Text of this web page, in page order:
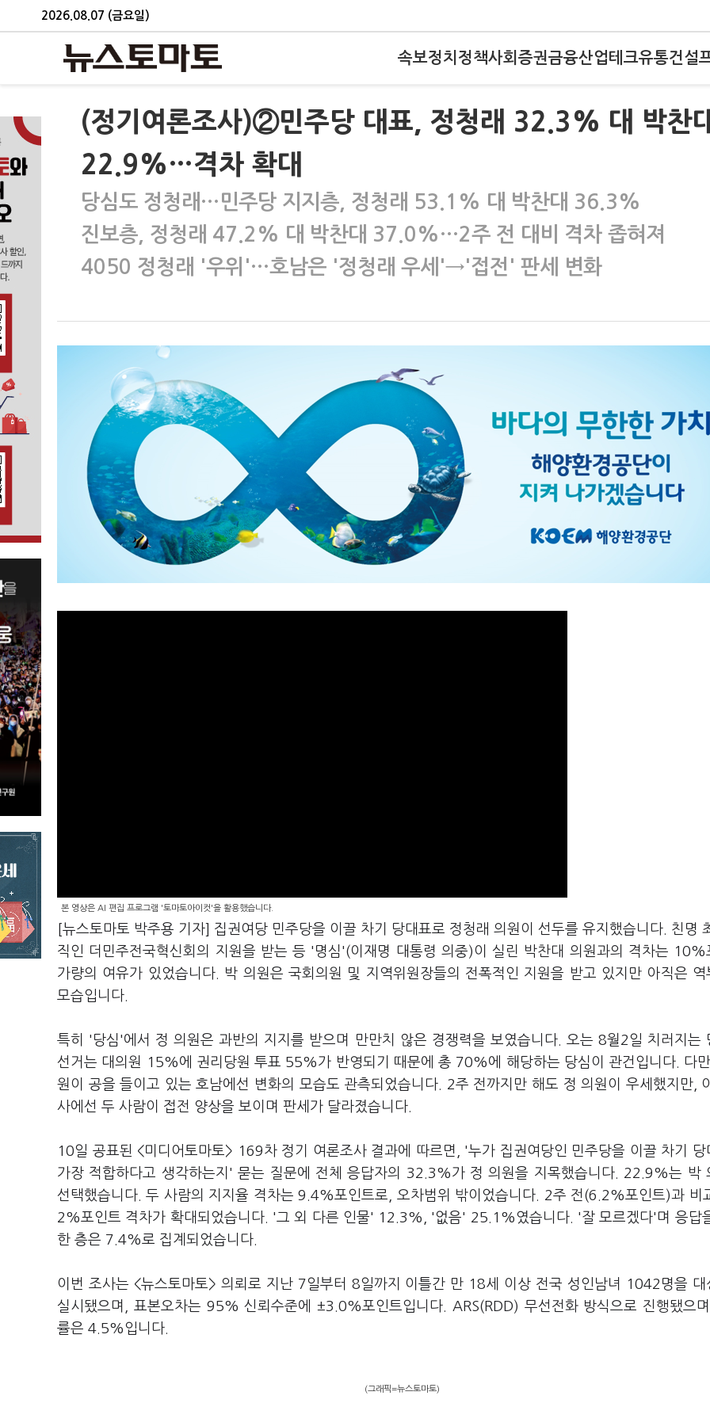
2026.08.07 (금요일)
속보정치 정책사회 증권금융산업테크유통건설
(정기여론조사)②민주당 대표, 정청래 32.3% 대 박찬
22.9%…격차 확대
당심도 정청래…민주당 지지층, 정청래 53.1% 대 박찬대 36.3%
진보층, 정청래 47.2% 대 박찬대 37.0%…2주 전 대비 격차 좁혀져
4050 정청래 '우위'…호남은 '정청래 우세'→'접전' 판세 변화
본 영상은 AI 편집 프로그램 '토마토아이컷'을 활용했습니다.
[뉴스토마토 박주용 기자] 집권여당 민주당을 이끌 차기 당대표로 정청래 의원이 선두를 유지했습니다. 친명
직인 더민주전국혁신회의 지원을 받는 등 '명심'(이재명 대통령 의중)이 실린 박찬대 의원과의 격차는 10%
가량의 여유가 있었습니다. 박 의원은 국회의원 및 지역위원장들의 전폭적인 지원을 받고 있지만 아직은 역
모습입니다.
특히 '당심'에서 정 의원은 과반의 지지를 받으며 만만치 않은 경쟁력을 보였습니다. 오는 8월2일 치러지는
선거는 대의원 15%에 권리당원 투표 55%가 반영되기 때문에 총 70%에 해당하는 당심이 관건입니다. 다
원이 공을 들이고 있는 호남에선 변화의 모습도 관측되었습니다. 2주 전까지만 해도 정 의원이 우세했지만,
사에선 두 사람이 접전 양상을 보이며 판세가 달라졌습니다.
10일 공표된 <미디어토마토> 169차 정기 여론조사 결과에 따르면, '누가 집권여당인 민주당을 이끌 차기 당
가장 적합하다고 생각하는지' 묻는 질문에 전체 응답자의 32.3%가 정 의원을 지목했습니다. 22.9%는 박
선택했습니다. 두 사람의 지지율 격차는 9.4%포인트로, 오차범위 밖이었습니다. 2주 전(6.2%포인트)과 비
2%포인트 격차가 확대되었습니다. '그 외 다른 인물' 12.3%, '없음' 25.1%였습니다. '잘 모르겠다'며 응답
한 층은 7.4%로 집계되었습니다.
이번 조사는 <뉴스토마토> 의뢰로 지난 7일부터 8일까지 이틀간 만 18세 이상 전국 성인남녀 1042명을 대
실시됐으며, 표본오차는 95% 신뢰수준에 ±3.0%포인트입니다. ARS(RDD) 무선전화 방식으로 진행됐으
률은 4.5%입니다.
(그래픽=뉴스토마토)